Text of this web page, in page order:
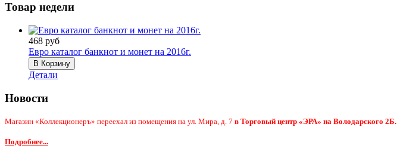
Товар недели
468 руб
Евро каталог банкнот и монет на 2016г.
Детали
Новости
Магазин «Коллекционеръ» переехал из помещения на ул. Мира, д. 7 в Торговый центр «ЭРА» на Володарского 2Б.
Подробнее...